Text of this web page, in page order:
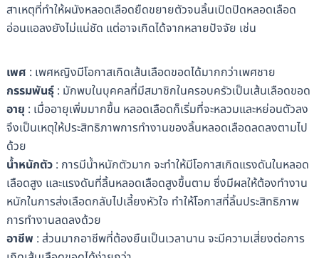
สาเหตุที่ทำให้ผนังหลอดเลือดยืดขยายตัวจนลิ้นเปิดปิดหลอดเลือด
อ่อนแอลงยังไม่แน่ชัด แต่อาจเกิดได้จากหลายปัจจัย เช่น
เพศ : เพศหญิงมีโอกาสเกิดเส้นเลือดขอดได้มากกว่าเพศชาย
กรรมพันธุ์: มักพบในบุคคลที่มีสมาชิกในครอบครัวเป็นเส้นเลือดขอด
อายุ : เมื่ออายุเพิ่มมากขึ้น หลอดเลือดก็เริ่มที่จะหลวมและหย่อนตัวลง
จึงเป็นเหตุให้ประสิทธิภาพการทำงานของลิ้นหลอดเลือดลดลงตามไป
ด้วย
น้ำหนักตัว: การมีน้ำหนักตัวมาก จะทำให้มีโอกาสเกิดแรงดันในหลอด
เลือดสูง และแรงดันที่ลิ้นหลอดเลือดสูงขึ้นตาม ซึ่งมีผลให้ต้องทำงาน
หนักในการส่งเลือดกลับไปเลี้ยงหัวใจ ทำให้โอกาสที่ลิ้นประสิทธิภาพ
การทำงานลดลงด้วย
อาชีพ : ส่วนมากอาชีพที่ต้องยืนเป็นเวลานาน จะมีความเสี่ยงต่อการ